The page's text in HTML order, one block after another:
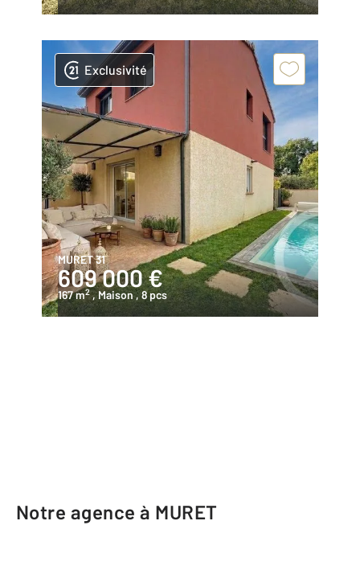
Exclusivité
MURET 31
609 000 €
167 m2 , Maison, 8 pcs
Notre agence à MURET